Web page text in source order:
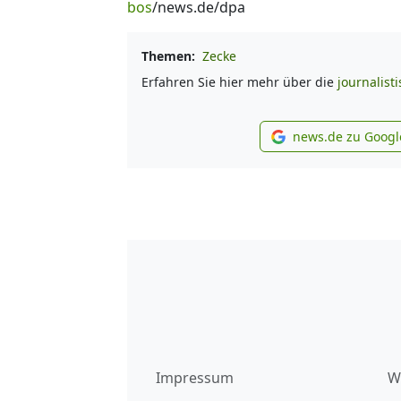
bos/news.de/dpa
Themen: Zecke
Erfahren Sie hier mehr über die
news.de zu
Impressum